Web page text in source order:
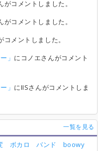
がコメントしました。
がコメントしました。
コメントしました。
」 にコノエさんがコメント
」 にIISさんがコメントしま
一覧を見る
ボカロ バンド
boowy